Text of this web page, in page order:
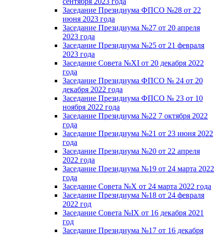
Заседание Президиума ФПСО №28 от 22
июня 2023 года
Заседание Президиума №27 от 20 апреля
2023 года
Заседание Президиума №25 от 21 февраля
2023 года
Заседание Совета №XI от 20 декабря 2022
года
Заседание Президиума ФПСО № 24 от 20
декабря 2022 года
Заседание Президиума ФПСО № 23 от 10
ноября 2022 года
Заседание Президиума №22 7 октября 2022
года
Заседание Президиума №21 от 23 июня 2022
года
Заседание Президиума №20 от 22 апреля
2022 года
Заседание Президиума №19 от 24 марта 2022
года
Заседание Совета №X от 24 марта 2022 года
Заседание Президиума №18 от 24 февраля
2022 год
Заседание Совета №IX от 16 декабря 2021
год
Заседание Президиума №17 от 16 декабря